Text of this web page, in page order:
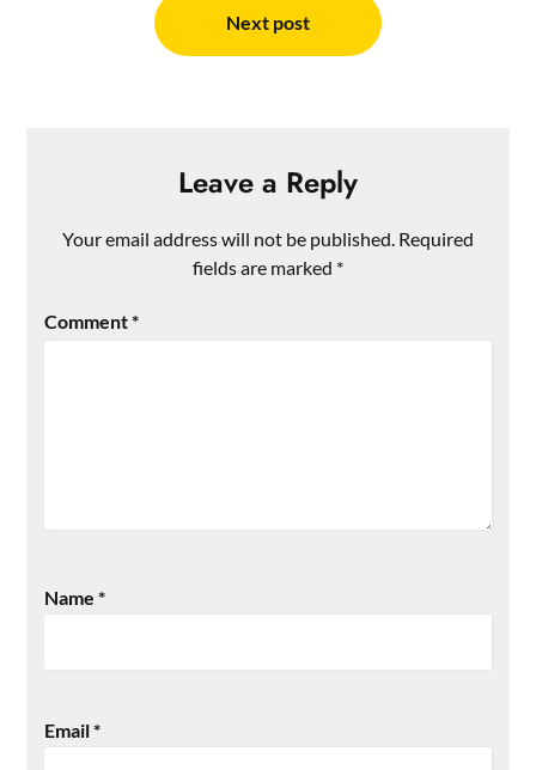
Next post
Leave a Reply
Your email address will not be published. Required
fields are marked *
Comment*
Name*
Email*